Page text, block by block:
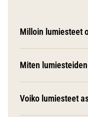
Milloin lumiesteet
Miten
Voiko lumiesteet